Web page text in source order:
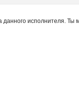
данного исполнителя.